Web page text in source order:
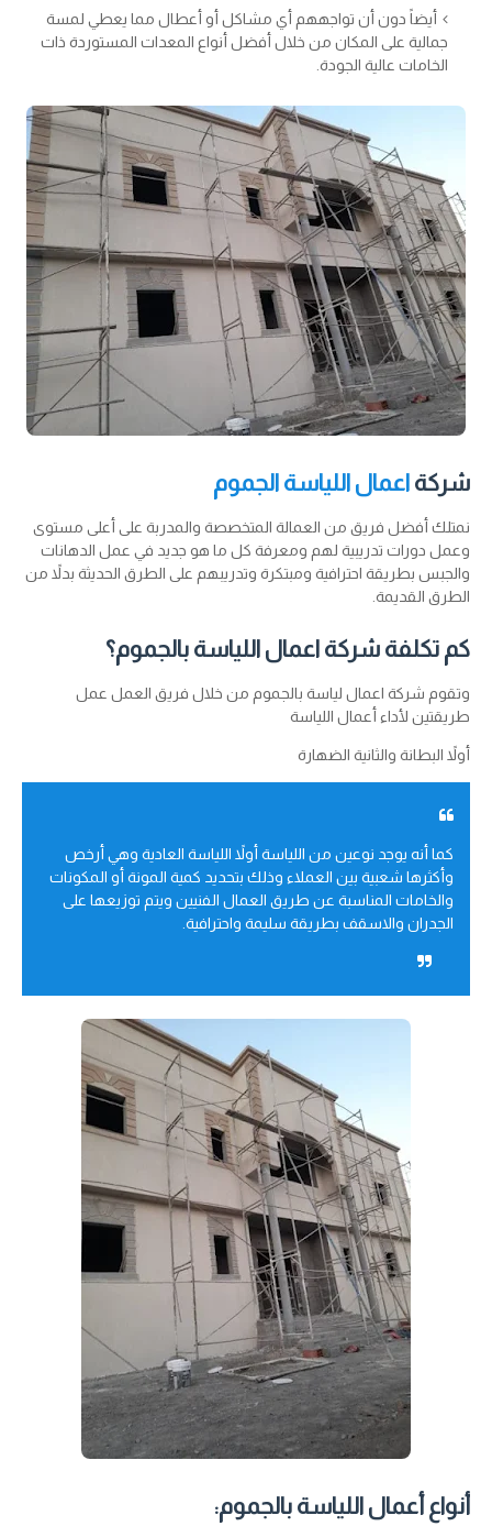
أيضاً دون أن تواجههم أي مشاكل أو أعطال مما يعطي لمسة
جمالية على المكان من خلال أفضل أنواع المعدات المستوردة ذات
الخامات عالية الجودة.
شركة اعمال اللياسة الجموم
نمتلك أفضل فريق من العمالة المتخصصة والمدربة على أعلى مستوى
وعمل دورات تدريبية لهم ومعرفة كل ما هو جديد في عمل الدهانات
والجبس بطريقة احترافية ومبتكرة وتدريبهم على الطرق الحديثة بدلاً من
الطرق القديمة.
كم تكلفة شركة اعمال اللياسة بالجموم؟
وتقوم شركة اعمال لياسة بالجموم من خلال فريق العمل عمل
طريقتين لأداء أعمال اللياسة
أولاً البطانة والثانية الضهارة
كما أنه يوجد نوعين من اللياسة أولاً اللياسة العادية وهي أرخص
وأكثرها شعبية بين العملاء وذلك بتحديد كمية المونة أو المكونات
والخامات المناسبة عن طريق العمال الفنيين ويتم توزيعها على
الجدران والاسقف بطريقة سليمة واحترافية.
أنواع أعمال اللياسة بالجموم: